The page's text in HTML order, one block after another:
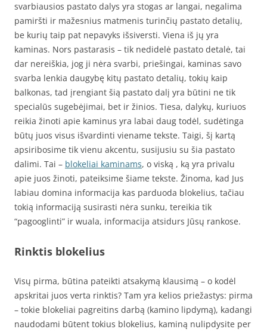
svarbiausios pastato dalys yra stogas ar langai, negalima
pamiršti ir mažesnius matmenis turinčių pastato detalių,
be kurių taip pat nepavyks išsiversti. Viena iš jų yra
kaminas. Nors pastarasis – tik nedidelė pastato detalė, tai
dar nereiškia, jog ji nėra svarbi, priešingai, kaminas savo
svarba lenkia daugybę kitų pastato detalių, tokių kaip
balkonas, tad įrengiant šią pastato dalį yra būtini ne tik
specialūs sugebėjimai, bet ir žinios. Tiesa, dalykų, kuriuos
reikia žinoti apie kaminus yra labai daug todėl, sudėtinga
būtų juos visus išvardinti viename tekste. Taigi, šį kartą
apsiribosime tik vienu akcentu, susijusiu su šia pastato
dalimi. Tai – blokeliai kaminams, o viską , ką yra privalu
apie juos žinoti, pateiksime šiame tekste. Žinoma, kad Jus
labiau domina informacija kas parduoda blokelius, tačiau
tokią informaciją susirasti nėra sunku, tereikia tik
“pagooglinti” ir wuala, informacija atsidurs Jūsų rankose.
Rinktis blokelius
Visų pirma, būtina pateikti atsakymą klausimą – o kodėl
apskritai juos verta rinktis? Tam yra kelios priežastys: pirma
– tokie blokeliai pagreitins darbą (kamino lipdymą), kadangi
naudodami būtent tokius blokelius, kaminą nulipdysite per